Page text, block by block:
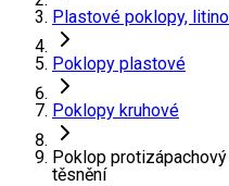
Plastové poklopy,
Poklopy plastové
Poklopy kruhové
Poklop
těsnění